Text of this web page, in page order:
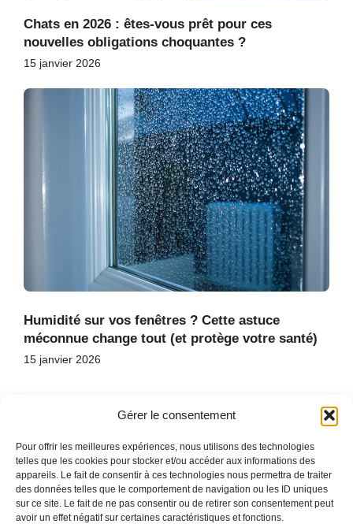
Gérer le consentement
Pour offrir les meilleures expériences, nous utilisons des technologies
telles que les cookies pour stocker et/ou accéder aux informations des
appareils. Le fait de consentir à ces technologies nous permettra de traiter
des données telles que le comportement de navigation ou les ID uniques
sur ce site. Le fait de ne pas consentir ou de retirer son consentement peut
avoir un effet négatif sur certaines caractéristiques et fonctions.
Chats en 2026 : êtes-vous prêt pour ces
nouvelles obligations choquantes ?
15 janvier 2026
Humidité sur vos fenêtres ? Cette astuce
méconnue change tout (et protège votre santé)
15 janvier 2026
ACCUEIL
CONTACT